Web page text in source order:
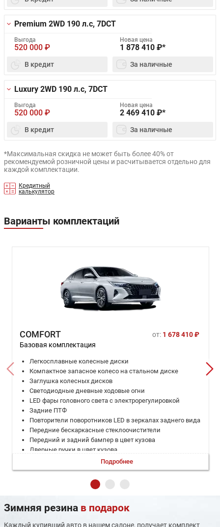
Premium 2WD 190 л.с, 7DCT
Выгода
520 000 ₽
Новая цена
1 878 410 ₽*
В кредит За наличные
Luxury 2WD 190 л.с, 7DCT
Выгода
520 000 ₽
Новая цена
2 469 410 ₽*
В кредит За наличные
*Максимальная скидка не может быть более 40% от
рекомендуемой розничной цены и расчитывается отдельно для
каждой комплектации.
Кредитный
калькулятор
Варианты комплектаций
COMFORT от: 1 678 410 ₽
Базовая комплектация
Легкосплавные колесные диски
Компактное запасное колесо на стальном диске
Заглушка колесных дисков
Светодиодные дневные ходовые огни
LED фары головного света с электрорегулировкой
Задние ПТФ
Повторители поворотников LED в зеркалах заднего вида
Передние бескаркасные стеклоочистители
Передний и задний бампер в цвет кузова
Дверные ручки в цвет кузова
Дополнительный стоп-сигнал
Комбинированная отделка сидений: эко-кожа, ткань
Отдела кожей руля, рычага КПП
Внутреннее зеркало заднего вида с механическим
Центральная консоль - черная, с декоративными
вставками
Мультифункциональное рулевое колесо с кнопками
Подробнее
Зимняя резина в подарок
Каждый купивший авто в нашем салоне, получает комплект